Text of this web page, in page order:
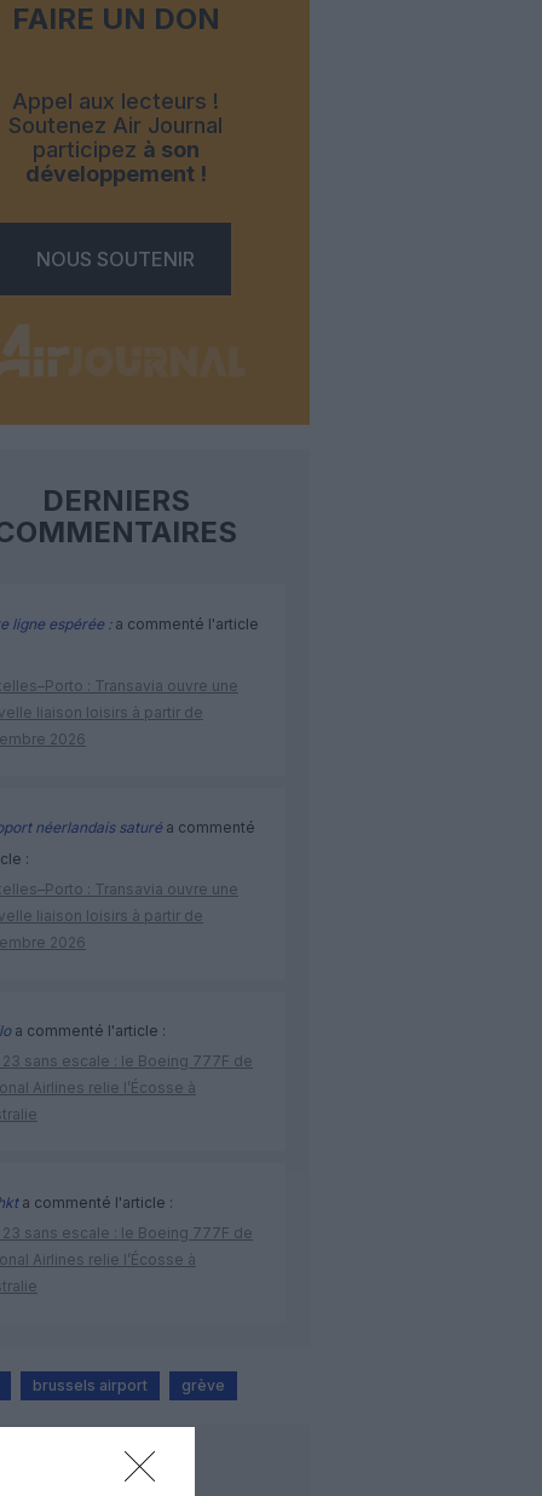
FAIRE UN DON
Appel aux lecteurs !
Soutenez Air Journal
participez à son
développement !
NOUS SOUTENIR
DERNIERS
ligne espérée :a commenté l'article
: Transavia ouvre une
liaison loisirs à partir de
2026
néerlandais saturéa commenté
:
: Transavia ouvre une
liaison loisirs à partir de
2026
a commenté l'article :
23 sans escale : le Boeing 777F de
Airlines relie l’Écosse à
a commenté l'article :
23 sans escale : le Boeing 777F de
Airlines relie l’Écosse à
brussels airport grève
LIRE AUSSI